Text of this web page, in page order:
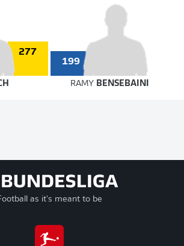
199
277
RAMY BENSEBAINI
as it's meant to be